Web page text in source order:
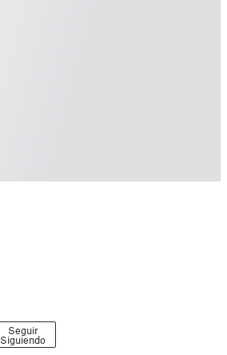
Seguir
Siguiendo